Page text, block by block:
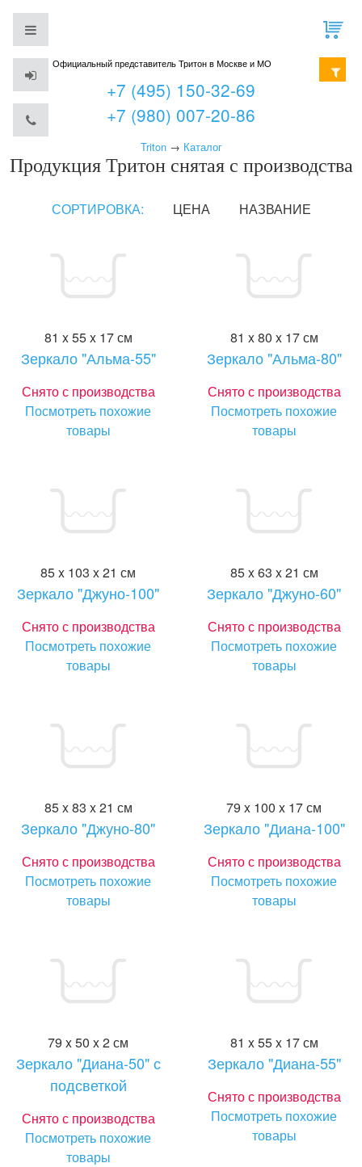
Официальный представитель Тритон в Москве и МО
+7 (495) 150-32-69
+7 (980) 007-20-86
Triton→ Каталог
Продукция Тритон снятая с производства
СОРТИРОВКА: ЦЕНА НАЗВАНИЕ
81 x 55 x 17 см
Зеркало "Альма-55"
Снято с производства
Посмотреть похожие
товары
81 x 80 x 17 см
Зеркало "Альма-80"
Снято с производства
Посмотреть похожие
товары
85 x 103 x 21 см
Зеркало "Джуно-100"
Снято с производства
Посмотреть похожие
товары
85 x 63 x 21 см
Зеркало "Джуно-60"
Снято с производства
Посмотреть похожие
товары
85 x 83 x 21 см
Зеркало "Джуно-80"
Снято с производства
Посмотреть похожие
товары
79 x 100 x 17 см
Зеркало "Диана-100"
Снято с производства
Посмотреть похожие
товары
79 x 50 x 2 см
Зеркало "Диана-50" с
подсветкой
Снято с производства
Посмотреть похожие
товары
81 x 55 x 17 см
Зеркало "Диана-55"
Снято с производства
Посмотреть похожие
товары